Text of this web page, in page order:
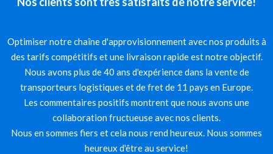
Optimiser notre chaîne d'approvisionnement avec nos produits à
des tarifs compétitifs et une livraison rapide est notre objectif.
Nous avons plus de 40 ans d'expérience dans la vente de
transporteurs logistiques et de fret de 11 pays en Europe.
Les commentaires positifs montrent que nous avons une
collaboration fructueuse avec nos clients.
Nous en sommes fiers et cela nous rend heureux. Nous sommes
heureux d'être au service!